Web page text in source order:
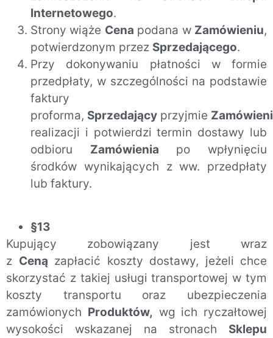
Internetowego.
Strony wiąże Cena podana w Zamówieniu,
potwierdzonym przez Sprzedającego.
Przy dokonywaniu płatności w formie
przedpłaty, w szczególności na podstawie
faktury
proforma, Sprzedający przyjmie
realizacji i potwierdzi termin dostawy lub
odbioru Zamówienia po wpłynięciu
środków wynikających z ww. przedpłaty
lub faktury.
§13
Kupujący zobowiązany jest wraz
z Ceną zapłacić koszty dostawy, jeżeli chce
skorzystać z takiej usługi transportowej w tym
koszty transportu oraz ubezpieczenia
zamówionych Produktów, wg ich ryczałtowej
wysokości wskazanej na stronach Sklepu